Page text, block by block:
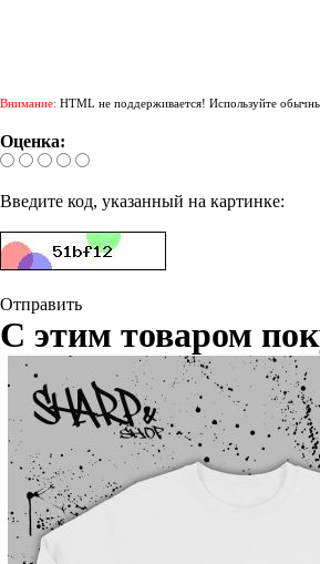
Внимание: HTML не поддерживается! Используйте
Оценка:
Введите код, указанный на картинке:
Отправить
С этим товаром